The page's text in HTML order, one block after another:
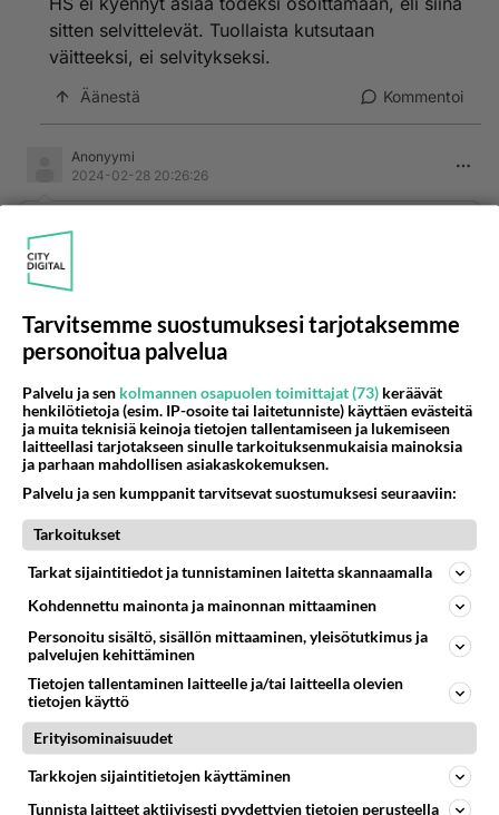
sitten selvittelevät. Tuollaista kutsutaan
väitteeksi, ei selvitykseksi.
Äänestä Kommentoi
Anonyymi
2024-02-28 20:26:26
Mitä hallitus olisi asiasta lausua ? Se ei edes
tiennyt asiasta.
Äänestä
Anonyymi
Miksi ei tiennyt? Onko sinimusta hallitus kaikesta
ihan pihalla? Siltä vaikuttaa. Valitettavasti.
Anonyymi
Anonyymikirjoitti:
Miksi ei tiennyt? Onko sinimusta hallitus kaikesta ihan
pihalla? Siltä vaikuttaa. Valitettavasti.
Eikös nämä aseet+ patruunat ole vuosiluvusta
päätellen viety Mariinin hallituksen aikana. Me
Lavi. Juttu on varmaankin Venäjän tiedustelun
Tarvitsemme suostumuksesi tarjotaksemme
personoitua palvelua
Palvelu ja sen kolmannen osapuolen toimittajat (73) keräävät
henkilötietoja (esim. IP-osoite tai laitetunniste) käyttäen evästeitä
ja muita teknisiä keinoja tietojen tallentamiseen ja lukemiseen
laitteellasi tarjotakseen sinulle tarkoituksenmukaisia mainoksia
ja parhaan mahdollisen asiakaskokemuksen.
Palvelu ja sen kumppanit tarvitsevat suostumuksesi seuraaviin:
Tarkoitukset
Tarkat sijaintitiedot ja tunnistaminen laitetta skannaamalla
Kohdennettu mainonta ja mainonnan mittaaminen
Personoitu sisältö, sisällön mittaaminen, yleisötutkimus ja
palvelujen kehittäminen
Tietojen tallentaminen laitteelle ja/tai laitteella olevien
tietojen käyttö
Erityisominaisuudet
Tarkkojen sijaintitietojen käyttäminen
Tunnista laitteet aktiivisesti pyydettyjen tietojen perusteella